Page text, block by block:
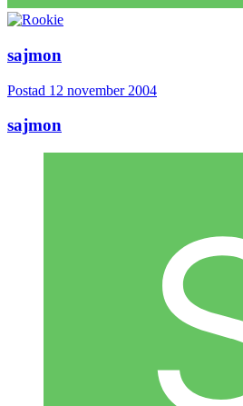
sajmon
Postad 12 november 2004
sajmon